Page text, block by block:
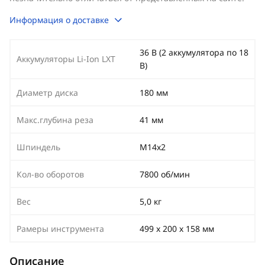
Информация о доставке
Аккумуляторы Li-Ion LXT
36 В (2 аккумулятора по 18
В)
Диаметр диска 180 мм
Макс.глубина реза 41 мм
Шпиндель М14х2
Кол-во оборотов 7800 об/мин
Вес 5,0 кг
Рамеры инструмента 499 х 200 х 158 мм
Описание